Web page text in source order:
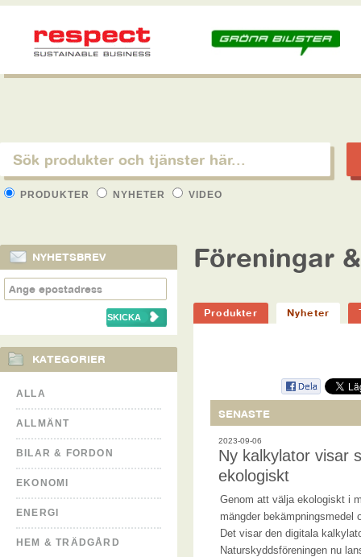
PRODUKTER NYHETER VIDEO
NYHETSBREV
KATEGORIER
ALLA
ALLMÄNT
BILAR & FORDON
EKONOMI
ENERGI
HEM & TRÄDGÅRD
Föreningar
Produkter Nyheter
SENASTE
2023-09-06
Ny kalkylator visar
ekologiskt
Genom att välja ekologiskt i
mängder bekämpningsmedel
Det visar den digitala
Naturskyddsföreningen nu